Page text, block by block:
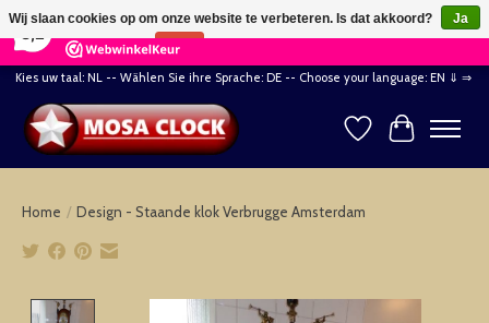
164 Reviews ×
Kies uw taal: NL -- Wählen Sie ihre Sprache: DE -- Choose your language: EN ⇓ ⇒
Verlanglijst
Home / Design - Staande klok Verbrugge Amsterdam
Product image slideshow Items
Wij slaan cookies op om onze website te verbeteren. Is dat akkoord?
Ja
Nee